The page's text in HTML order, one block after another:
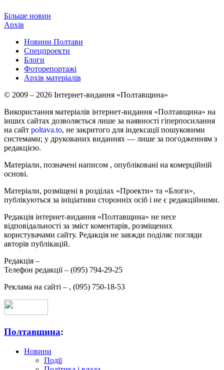
Більше новин
Архів
Новини Полтави
Спецпроекти
Блоги
Фоторепортажі
Архів матеріалів
© 2009 – 2026 Інтернет-видання «Полтавщина»
Використання матеріалів інтернет-видання «Полтавщина» на
інших сайтах дозволяється лише за наявності гіперпосилання
на сайт poltava.to, не закритого для індексації пошуковими
системами; у друкованих виданнях — лише за погодженням з
редакцією.
Матеріали, позначені написом , опубліковані на комерційній
основі.
Матеріали, розміщені в розділах «Проекти» та «Блоги»,
публікуються за ініціативи сторонніх осіб і не є редакційними.
Редакція інтернет-видання «Полтавщина» не несе
відповідальності за зміст коментарів, розміщених
користувачами сайту. Редакція не завжди поділяє погляди
авторів публікацій.
Редакція –
Телефон редакції – (095) 794-29-25
Реклама на сайті – , (095) 750-18-53
Полтавщина:
Новини
Події